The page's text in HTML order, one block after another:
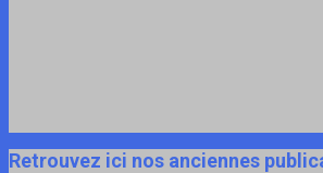
Retrouvez ici nos anciennes